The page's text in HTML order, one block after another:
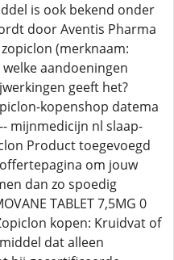
is ook bekend onder
door Aventis Pharma
(merknaam:
aandoeningen
geeft het?
kopenshop datema
mijnmedicijn nl slaap-
Product toegevoegd
om jouw
dan zo spoedig
TABLET 7,5MG 0
kopen: Kruidvat of
dat alleen